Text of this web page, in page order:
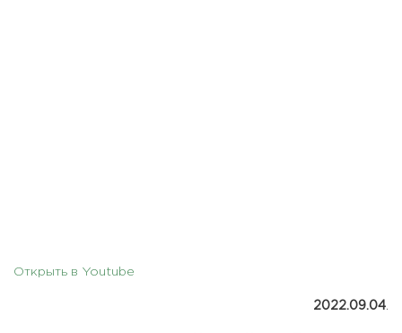
Открыть в Youtube
2022.09.04